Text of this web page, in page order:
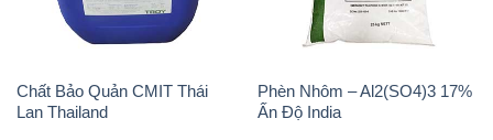
Chất Bảo Quản CMIT Thái
Lan Thailand
Phèn Nhôm – Al2(SO4)3 17%
Ấn Độ India